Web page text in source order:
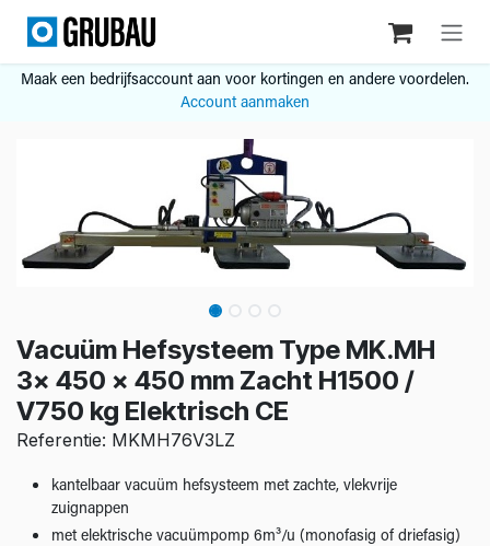
Overslaan naar inhoud
Maak een bedrijfsaccount aan voor kortingen en andere voordelen.
Account aanmaken
Vacuüm Hefsysteem Type MK.MH
3x 450 x 450 mm Zacht H1500 /
V750 kg Elektrisch CE
Referentie: MKMH76V3LZ
kantelbaar vacuüm hefsysteem met zachte, vlekvrije
zuignappen
met elektrische vacuümpomp 6m³/u (monofasig of driefasig)